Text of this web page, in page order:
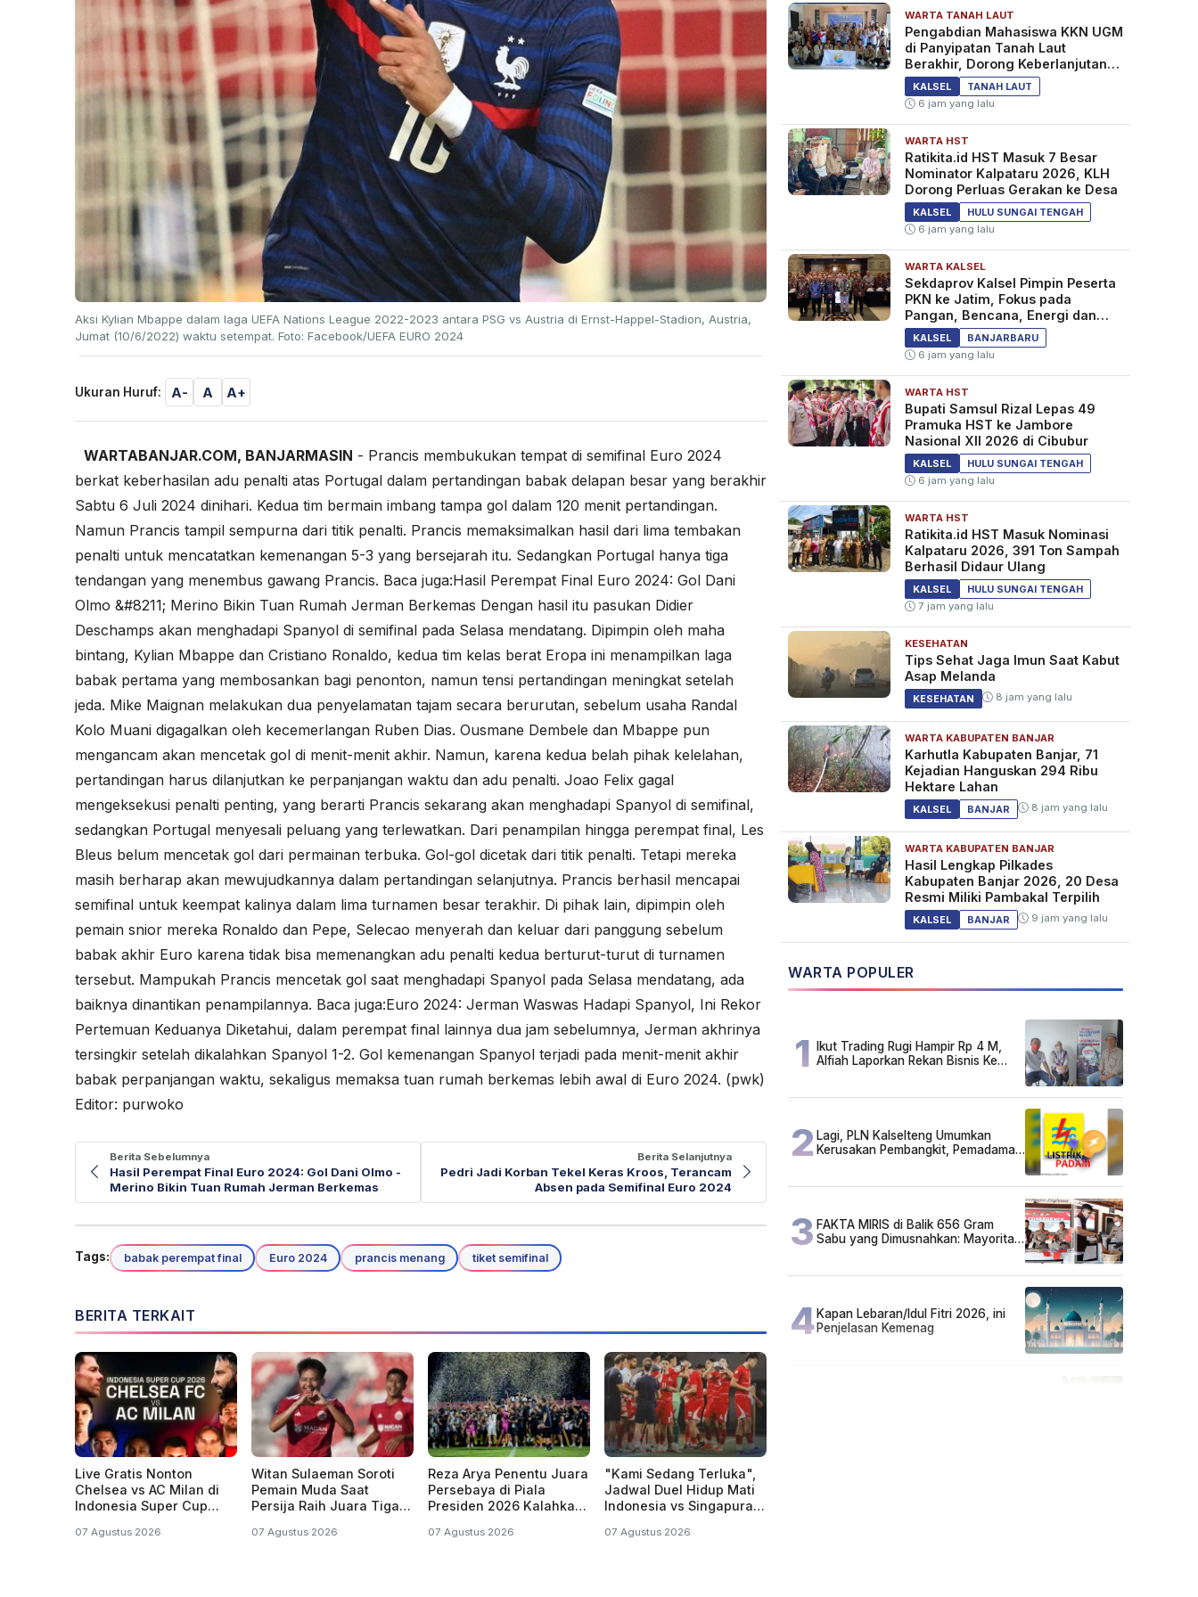
Aksi Kylian Mbappe dalam laga UEFA Nations League 2022-2023 antara PSG vs Austria di Ernst-Happel-Stadion, Austria,
Jumat (10/6/2022) waktu setempat. Foto: Facebook/UEFA EURO 2024
Ukuran Huruf: A- A A+
WARTABANJAR.COM, BANJARMASIN - Prancis membukukan tempat di semifinal Euro 2024
berkat keberhasilan adu penalti atas Portugal dalam pertandingan babak delapan besar yang berakhir
Sabtu 6 Juli 2024 dinihari. Kedua tim bermain imbang tampa gol dalam 120 menit pertandingan.
Namun Prancis tampil sempurna dari titik penalti. Prancis memaksimalkan hasil dari lima tembakan
penalti untuk mencatatkan kemenangan 5-3 yang bersejarah itu. Sedangkan Portugal hanya tiga
tendangan yang menembus gawang Prancis. Baca juga:Hasil Perempat Final Euro 2024: Gol Dani
Olmo &#8211; Merino Bikin Tuan Rumah Jerman Berkemas Dengan hasil itu pasukan Didier
Deschamps akan menghadapi Spanyol di semifinal pada Selasa mendatang. Dipimpin oleh maha
bintang, Kylian Mbappe dan Cristiano Ronaldo, kedua tim kelas berat Eropa ini menampilkan laga
babak pertama yang membosankan bagi penonton, namun tensi pertandingan meningkat setelah
jeda. Mike Maignan melakukan dua penyelamatan tajam secara berurutan, sebelum usaha Randal
Kolo Muani digagalkan oleh kecemerlangan Ruben Dias. Ousmane Dembele dan Mbappe pun
mengancam akan mencetak gol di menit-menit akhir. Namun, karena kedua belah pihak kelelahan,
pertandingan harus dilanjutkan ke perpanjangan waktu dan adu penalti. Joao Felix gagal
mengeksekusi penalti penting, yang berarti Prancis sekarang akan menghadapi Spanyol di semifinal,
sedangkan Portugal menyesali peluang yang terlewatkan. Dari penampilan hingga perempat final, Les
Bleus belum mencetak gol dari permainan terbuka. Gol-gol dicetak dari titik penalti. Tetapi mereka
masih berharap akan mewujudkannya dalam pertandingan selanjutnya. Prancis berhasil mencapai
semifinal untuk keempat kalinya dalam lima turnamen besar terakhir. Di pihak lain, dipimpin oleh
pemain snior mereka Ronaldo dan Pepe, Selecao menyerah dan keluar dari panggung sebelum
babak akhir Euro karena tidak bisa memenangkan adu penalti kedua berturut-turut di turnamen
tersebut. Mampukah Prancis mencetak gol saat menghadapi Spanyol pada Selasa mendatang, ada
baiknya dinantikan penampilannya. Baca juga:Euro 2024: Jerman Waswas Hadapi Spanyol, Ini Rekor
Pertemuan Keduanya Diketahui, dalam perempat final lainnya dua jam sebelumnya, Jerman akhrinya
tersingkir setelah dikalahkan Spanyol 1-2. Gol kemenangan Spanyol terjadi pada menit-menit akhir
babak perpanjangan waktu, sekaligus memaksa tuan rumah berkemas lebih awal di Euro 2024. (pwk)
Editor: purwoko
Berita Sebelumnya
Hasil Perempat Final Euro 2024: Gol Dani Olmo -
Merino Bikin Tuan Rumah Jerman Berkemas
Berita Selanjutnya
Pedri Jadi Korban Tekel Keras Kroos, Terancam
Absen pada Semifinal Euro 2024
Tags: babak perempat final Euro 2024 prancis menang tiket semifinal
BERITA TERKAIT
Live Gratis Nonton
Chelsea vs AC Milan di
Indonesia Super Cup
07 Agustus 2026
Witan Sulaeman Soroti
Pemain Muda Saat
Persija Raih Juara Tiga
07 Agustus 2026
Reza Arya Penentu Juara
Persebaya di Piala
Presiden 2026 Kalahkan
Penalti
07 Agustus 2026
"Kami Sedang Terluka",
Jadwal Duel Hidup Mati
Indonesia vs Singapura
07 Agustus 2026
WARTA TANAH LAUT
Pengabdian Mahasiswa KKN UGM
di Panyipatan Tanah Laut
Berakhir, Dorong Keberlanjutan
Program Masyarakat
KALSEL
TANAH LAUT
6 jam yang lalu
WARTA HST
Ratikita.id HST Masuk 7 Besar
Nominator Kalpataru 2026, KLH
Dorong Perluas Gerakan ke Desa
KALSEL
HULU SUNGAI TENGAH
6 jam yang lalu
WARTA KALSEL
Sekdaprov Kalsel Pimpin Peserta
PKN ke Jatim, Fokus pada
Pangan, Bencana, Energi dan
Ekonomi
KALSEL
BANJARBARU
6 jam yang lalu
WARTA HST
Bupati Samsul Rizal Lepas 49
Pramuka HST ke Jambore
Nasional XII 2026 di Cibubur
KALSEL
HULU SUNGAI TENGAH
6 jam yang lalu
WARTA HST
Ratikita.id HST Masuk Nominasi
Kalpataru 2026, 391 Ton Sampah
Berhasil Didaur Ulang
KALSEL
HULU SUNGAI TENGAH
7 jam yang lalu
KESEHATAN
Tips Sehat Jaga Imun Saat Kabut
Asap Melanda
KESEHATAN 8 jam yang lalu
WARTA KABUPATEN BANJAR
Karhutla Kabupaten Banjar, 71
Kejadian Hanguskan 294 Ribu
Hektare Lahan
KALSEL BANJAR 8 jam yang lalu
WARTA KABUPATEN BANJAR
Hasil Lengkap Pilkades
Kabupaten Banjar 2026, 20 Desa
Resmi Miliki Pambakal Terpilih
KALSEL BANJAR 9 jam yang lalu
WARTA POPULER
1 Ikut Trading Rugi Hampir Rp 4 M,
Alfiah Laporkan Rekan Bisnis Ke
2 Lagi, PLN Kalselteng Umumkan
Kerusakan Pembangkit, Pemadaman
3 FAKTA MIRIS di Balik 656 Gram
Sabu yang Dimusnahkan: Mayoritas
4Kapan Lebaran/Idul Fitri 2026, ini
Penjelasan Kemenag